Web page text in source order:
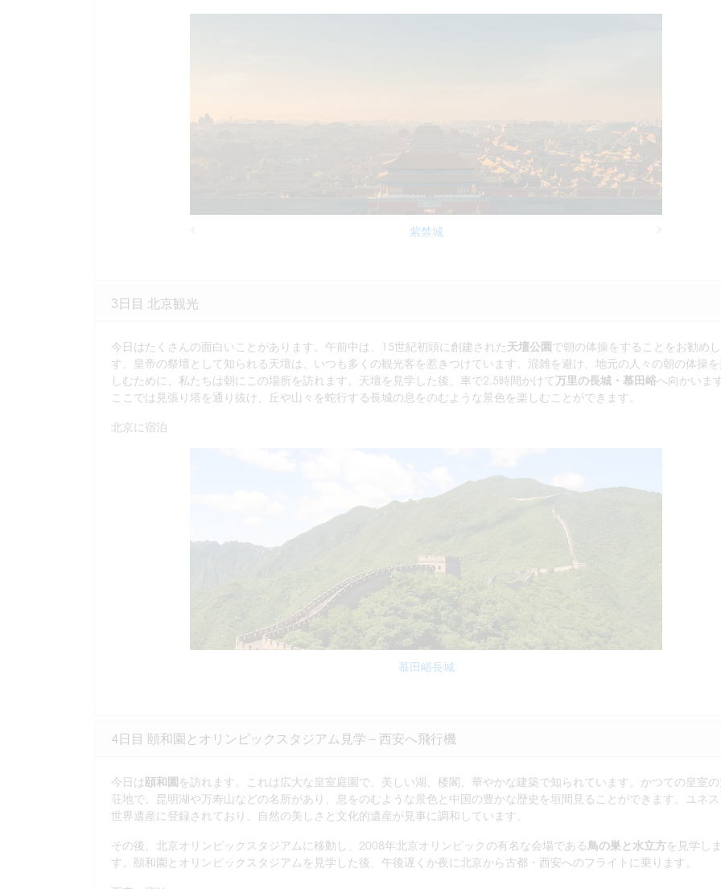
紫禁城
3日目 北京観光
今日はたくさんの面白いことがあります。午前中は、15世紀初頭に創建された天壇公園で朝の体操をすることをお勧め
す。皇帝の祭壇として知られる天壇は、いつも多くの観光客を惹きつけています。混雑を避け、地元の人々の朝の体操
しむために、私たちは朝にこの場所を訪れます。天壇を見学した後、車で2.5時間かけて万里の長城・慕田峪へ向かいま
ここでは見張り塔を通り抜け、丘や山々を蛇行する長城の息をのむような景色を楽しむことができます。
北京に宿泊
慕田峪長城
4日目 頤和園とオリンピックスタジアム見学 – 西安へ飛行機
今日は頤和園 を訪れます。これは広大な皇室庭園で、美しい湖、楼閣、華やかな建築で知られています。かつての皇室
荘地で、昆明湖や万寿山などの名所があり、息をのむような景色と中国の豊かな歴史を垣間見ることができます。ユネ
世界遺産に登録されており、自然の美しさと文化的遺産が見事に調和しています。
その後、北京オリンピックスタジアムに移動し、2008年北京オリンピックの有名な会場である鳥の巣と水立方を見学し
す。頤和園とオリンピックスタジアムを見学した後、午後遅くか夜に北京から古都・西安へのフライトに乗ります。